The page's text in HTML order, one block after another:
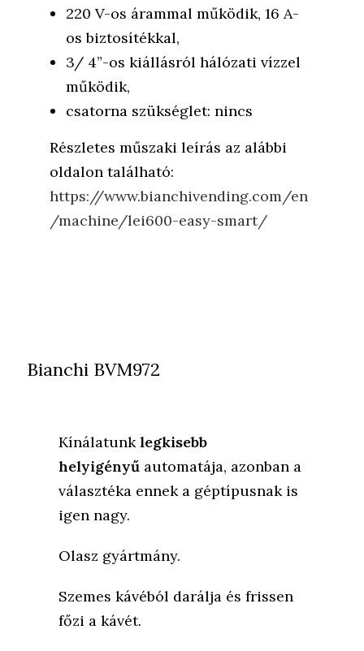
220 V-os árammal működik, 16 A-
os biztosítékkal,
3/ 4”-os kiállásról hálózati vízzel
működik,
csatorna szükséglet: nincs
Részletes műszaki leírás az alábbi
oldalon található:
https://www.bianchivending.com/en
/machine/lei600-easy-smart/
Bianchi BVM972
Kínálatunklegkisebb
helyigényűautomatája, azonban a
választéka ennek a géptípusnak is
igen nagy.
Olasz gyártmány.
Szemes kávéból darálja és frissen
főzi a kávét.